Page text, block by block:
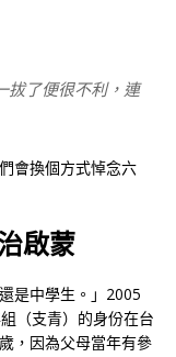
拔了便很不利，連
會換個方式悼念六
啟蒙
是中學生。」2005
（支青）的身份在台
，因為父母當年有參